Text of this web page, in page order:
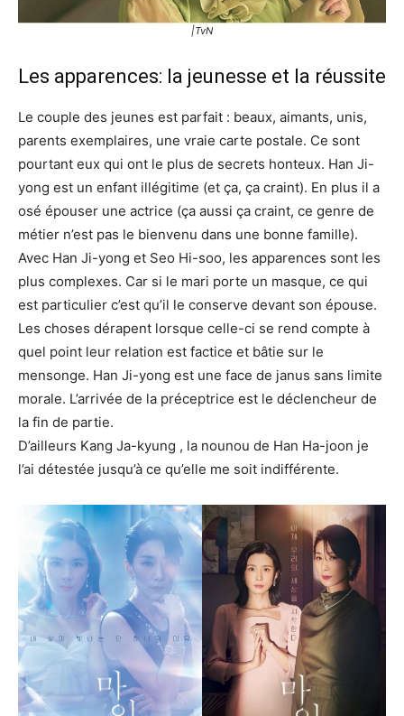
|TvN
Les apparences: la jeunesse et la réussite
Le couple des jeunes est parfait : beaux, aimants, unis,
parents exemplaires, une vraie carte postale. Ce sont
pourtant eux qui ont le plus de secrets honteux. Han Ji-
yong est un enfant illégitime (et ça, ça craint). En plus il a
osé épouser une actrice (ça aussi ça craint, ce genre de
métier n’est pas le bienvenu dans une bonne famille).
Avec Han Ji-yong et Seo Hi-soo, les apparences sont les
plus complexes. Car si le mari porte un masque, ce qui
est particulier c’est qu’il le conserve devant son épouse.
Les choses dérapent lorsque celle-ci se rend compte à
quel point leur relation est factice et bâtie sur le
mensonge. Han Ji-yong est une face de janus sans limite
morale. L’arrivée de la préceptrice est le déclencheur de
la fin de partie.
D’ailleurs Kang Ja-kyung , la nounou de Han Ha-joon je
l’ai détestée jusqu’à ce qu’elle me soit indifférente.